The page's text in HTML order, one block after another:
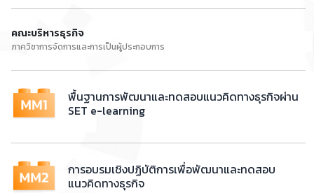
คณะบริหารธุรกิจ
ภาควิชาการจัดการและการเป็นผู้ประกอบการ
พื้นฐานการพัฒนาและทดสอบแนวคิดทางธุรกิจผ่าน
SET e-learning
การอบรมเชิงปฏิบัติการเพื่อพัฒนาและทดสอบ
แนวคิดทางธุรกิจ